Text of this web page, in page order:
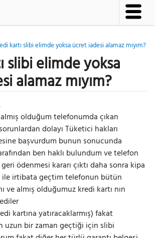
kartı slibi elimde yoksa ücret iadesi alamaz mıyım?
slibi elimde yoksa
alamaz mıyım?
olduğum telefonumda çıkan
dolayı Tüketici hakları
başvurdum bunun sonucunda
ben haklı bulundum ve telefon
ödenmesi kararı çıktı daha sonra kipa
irtibata geçtim telefonun bütün
ve almış olduğumuz kredi kartı nın
kartına yatıracaklarmış) fakat
uzun bir zaman geçtiği için slibi